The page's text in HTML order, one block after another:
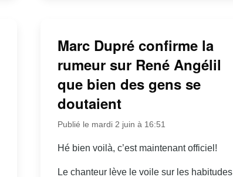
Marc Dupré confirme la
rumeur sur René Angélil
que bien des gens se
doutaient
Publié le mardi 2 juin à 16:51
Hé bien voilà, c’est maintenant officiel!
Le chanteur lève le voile sur les habitudes